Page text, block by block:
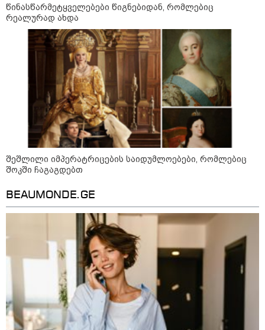
10:52 / 06-08-2026
ვაშინგტონს რაკეტების დეფიციტი აქვს? -
მედიის ცნობით, დონალდ ტრამპი პიტ
ჰეგსეთს დაუპირისპირდა: დეტალები
23:45 / 05-08-2026
ტრაგედია შოტლანდიაში - 35
წლის მამას 9 წლის
ქალიშვილის მკვლელობაში
ედება ბრალი
14:08 / 05-08-2026
წინასწარმეტყველებები წიგნებიდან, რომლებიც
რეალურად ახდა
შეშლილი იმპერატრიცების საიდუმლოებები, რომლებიც
შოკში ჩაგაგდებთ
BEAUMONDE.GE